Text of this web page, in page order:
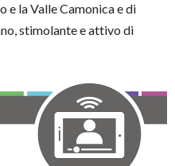
e la Valle Camonica e di
stimolante e attivo di